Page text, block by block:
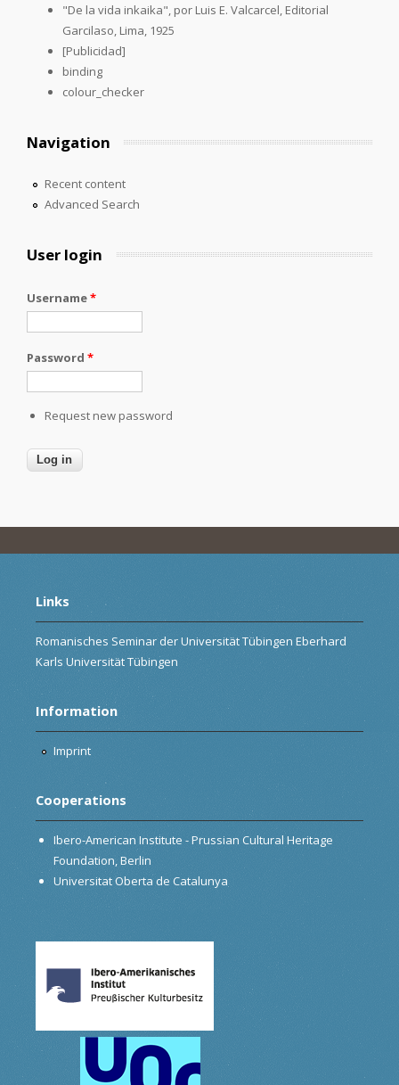
"De la vida inkaika", por Luis E. Valcarcel, Editorial
Garcilaso, Lima, 1925
[Publicidad]
binding
colour_checker
Navigation
Recent content
Advanced Search
User login
Username*
Password *
Request new password
Links
Romanisches Seminar der Universität Tübingen Eberhard
Karls Universität Tübingen
Information
Imprint
Cooperations
Ibero-American Institute - Prussian Cultural Heritage
Foundation, Berlin
Universitat Oberta de Catalunya